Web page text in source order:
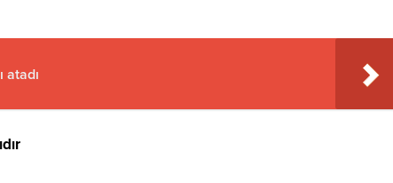
atadı